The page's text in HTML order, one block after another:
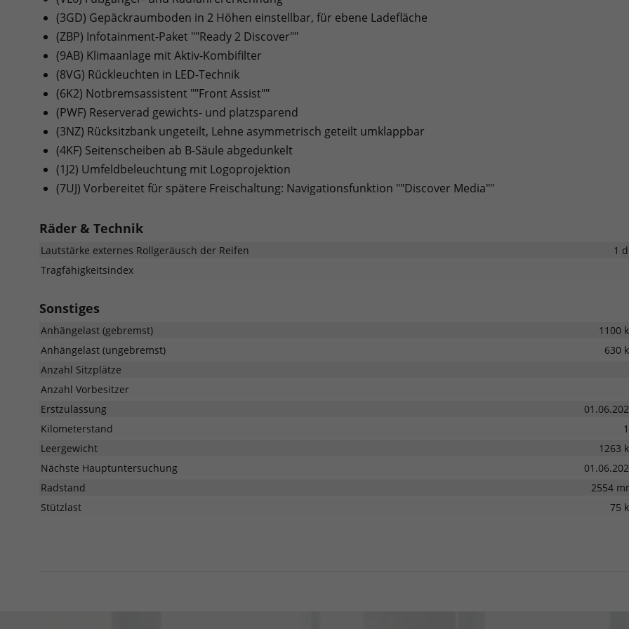
(3GD) Gepäckraumboden in 2 Höhen einstellbar, für ebene Ladefläche
(ZBP) Infotainment-Paket ""Ready 2 Discover""
(9AB) Klimaanlage mit Aktiv-Kombifilter
(8VG) Rückleuchten in LED-Technik
(6K2) Notbremsassistent ""Front Assist""
(PWF) Reserverad gewichts- und platzsparend
(3NZ) Rücksitzbank ungeteilt, Lehne asymmetrisch geteilt umklappbar
(4KF) Seitenscheiben ab B-Säule abgedunkelt
(1J2) Umfeldbeleuchtung mit Logoprojektion
(7UJ) Vorbereitet für spätere Freischaltung: Navigationsfunktion ""Discover Media""
Räder & Technik
Lautstärke externes Rollgeräusch der Reifen
1
Tragfähigkeitsindex
Sonstiges
Anhängelast (gebremst)
1100
Anhängelast (ungebremst)
630
Anzahl Sitzplätze
Anzahl Vorbesitzer
Erstzulassung
Kilometerstand
Leergewicht
1263
Nächste Hauptuntersuchung
Radstand
2554
Stützlast
75